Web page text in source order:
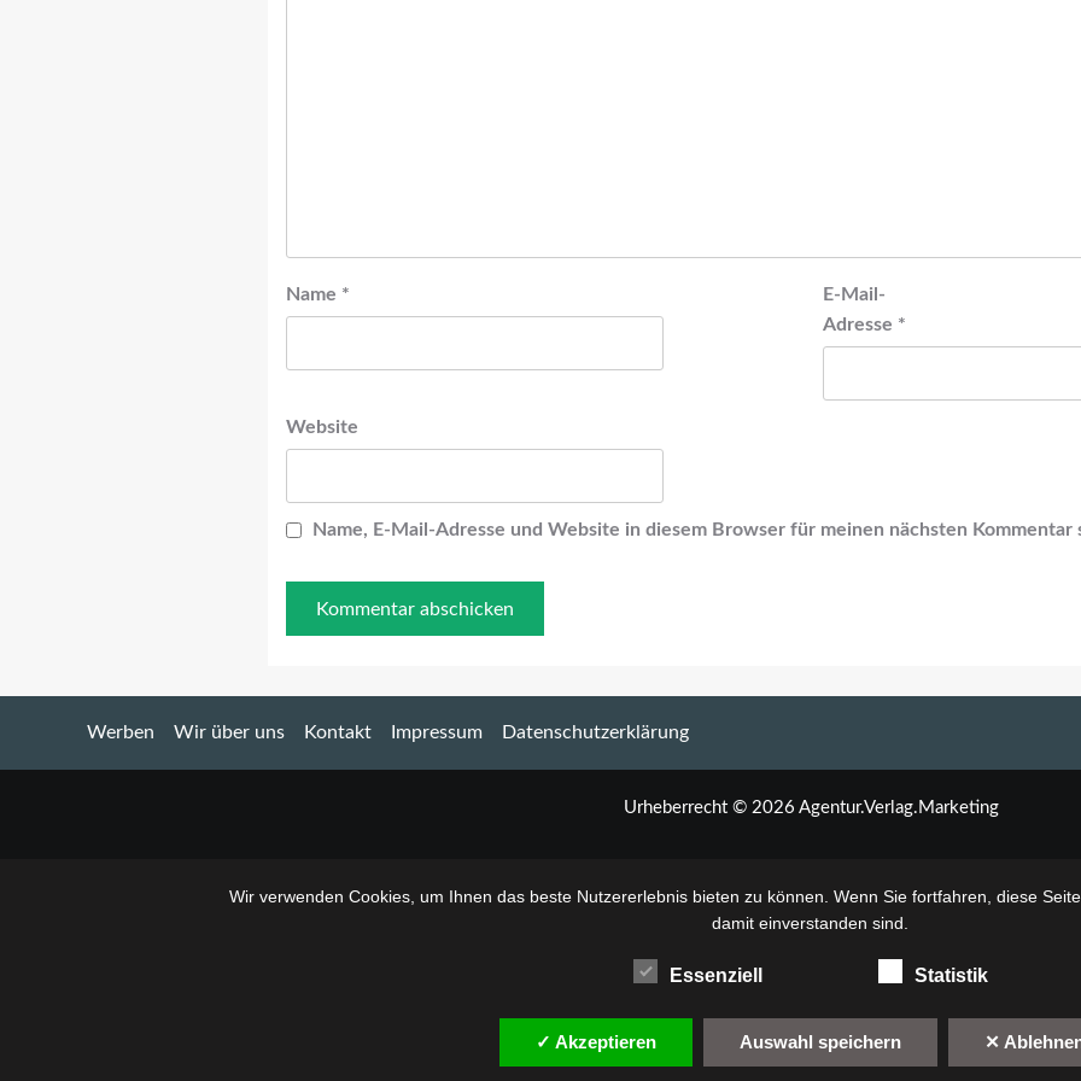
Name *
E-Mail-
Adresse *
Website
Name, E-Mail-Adresse und Website in diesem Browser für meinen nächsten Kommentar
Werben Wir über uns Kontakt Impressum Datenschutzerklärung
Urheberrecht © 2026 Agentur.Verlag.Marketing
Wir verwenden Cookies, um Ihnen das beste Nutzererlebnis bieten zu können. Wenn Sie fortfahren, diese
damit einverstanden sind.
Essenziell Statistik
✓ Akzeptieren Auswahl speichern ✕